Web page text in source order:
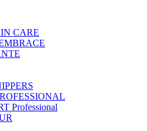
CARE
Professional